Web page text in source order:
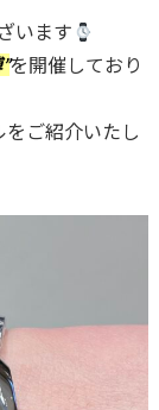
います
を開催しており
ご紹介いたし